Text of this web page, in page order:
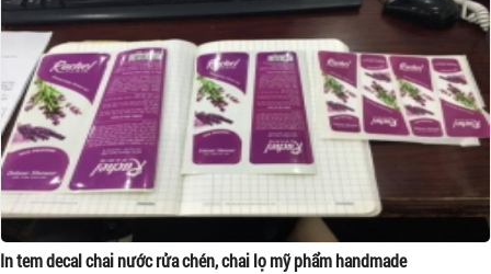
In tem decal chai nước rửa chén, chai lọ mỹ phẩm handmade